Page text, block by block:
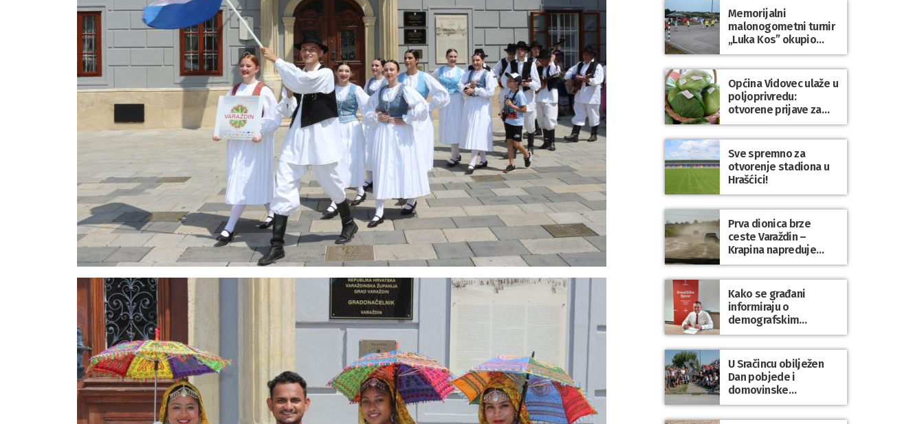
Dravi
Memorijalni
malonogometni turnir
„Luka Kos” okupio
brojne ekipe i
posjetitelje u Sudovcu
Općina Vidovec ulaže u
poljoprivredu:
otvorene prijave za
općinske potpore
Sve spremno za
otvorenje stadiona u
Hrašćici!
Prva dionica brze
ceste Varaždin –
Krapina napreduje
prema planu
Kako se građani
informiraju o
demografskim
mjerama? Sudjelujte u
istraživanju!
U Sračincu obilježen
Dan pobjede i
domovinske
zahvalnosti te Dan
hrvatskih branitelja